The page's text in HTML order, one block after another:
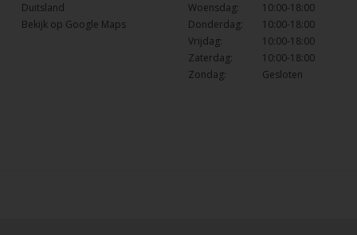
Duitsland
Bekijk op Google Maps
Woensdag:
10:00-18:00
Donderdag:
10:00-18:00
Vrijdag:
10:00-18:00
Zaterdag:
10:00-18:00
Zondag:
Gesloten